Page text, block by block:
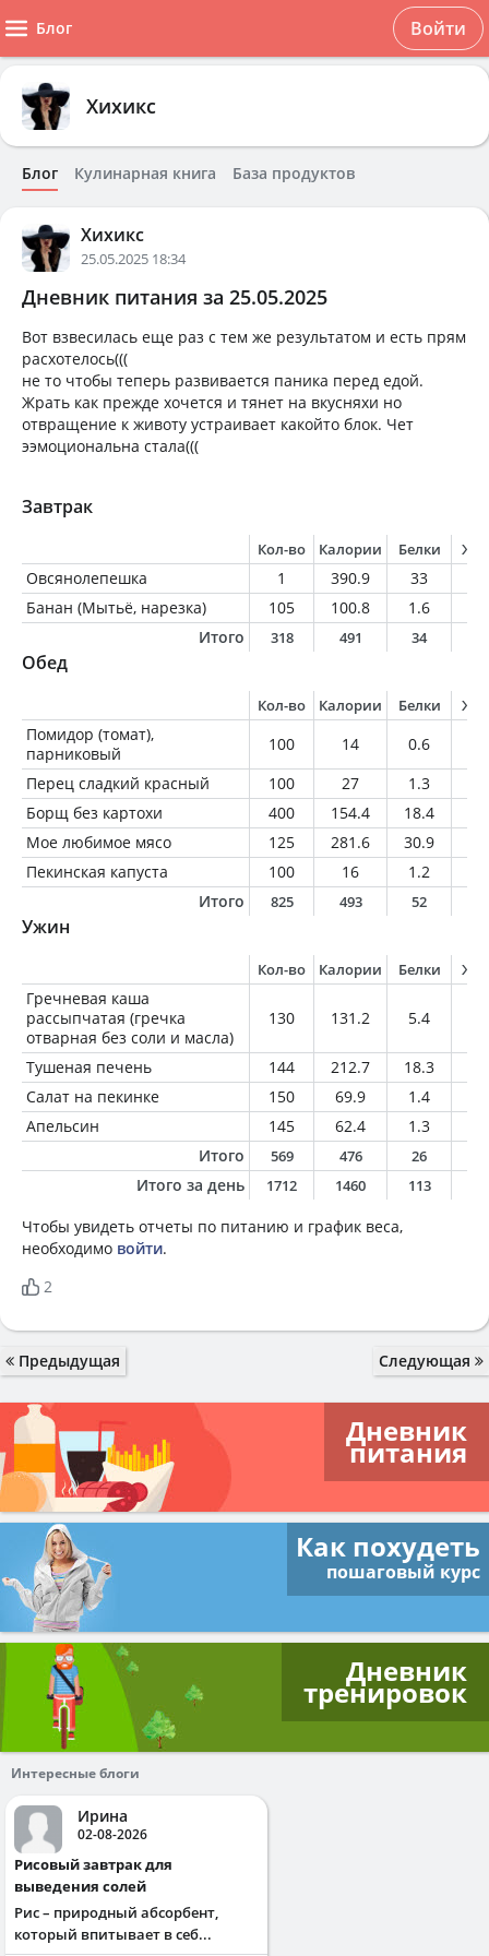
Блог Войти
Хихикс
Блог Кулинарная книга База продуктов
Хихикс
25.05.2025 18:34
Дневник питания за 25.05.2025
Вот взвесилась еще раз с тем же результатом и есть прям
расхотелось(((
не то чтобы теперь развивается паника перед едой.
Жрать как прежде хочется и тянет на вкусняхи но
отвращение к животу устраивает какойто блок. Чет
ээмоциональна стала(((
Завтрак
Кол-во Калории Белки
Овсянолепешка 1 390.9 33
Банан (Мытьё, нарезка)
105 100.8 1.6
Итого
318 491 34
Обед
Кол-во Калории Белки
Помидор (томат),
парниковый
100 14 0.6
Перец сладкий красный
100 27 1.3
Борщ без картохи
400 154.4 18.4
Мое любимое мясо
125 281.6 30.9
Пекинская капуста
100 16 1.2
Итого
825 493 52
Ужин
Кол-во Калории Белки
Гречневая каша
рассыпчатая (гречка
отварная без соли и масла)
130 131.2 5.4
Тушеная печень 144 212.7 18.3
Салат на пекинке
150 69.9 1.4
Апельсин
145 62.4 1.3
Итого
569 476 26
Итого за день 1712 1460 113
Чтобы увидеть отчеты по питанию и график веса,
необходимо войти.
2
Предыдущая Следующая
Дневник
питания
Как похудеть
пошаговый курс
Дневник
тренировок
Интересные блоги
Ирина
02-08-2026
Рисовый завтрак для
выведения солей
Рис – природный абсорбент,
который впитывает в себ...